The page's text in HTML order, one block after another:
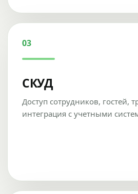
03
СКУД
Доступ сотрудников, гостей,
интеграция с учетными